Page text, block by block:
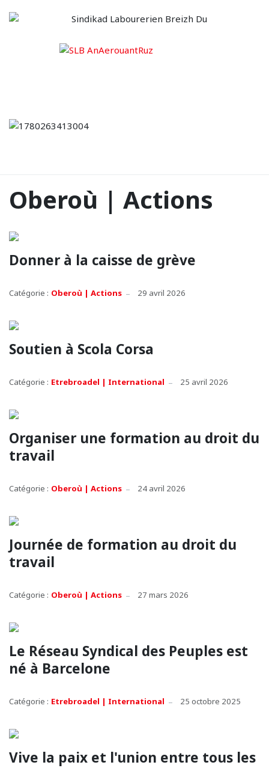
Oberoù | Actions
Donner à la caisse de grève
Catégorie : Oberoù | Actions 29 avril 2026
Soutien à Scola Corsa
Catégorie : Etrebroadel | International 25 avril 2026
Organiser une formation au droit du
travail
Catégorie : Oberoù | Actions 24 avril 2026
Journée de formation au droit du
travail
Catégorie : Oberoù | Actions 27 mars 2026
Le Réseau Syndical des Peuples est
né à Barcelone
Catégorie : Etrebroadel | International 25 octobre 2025
Vive la paix et l'union entre tous les